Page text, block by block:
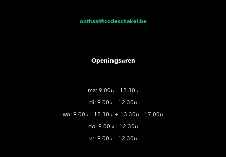
onthaal@ccdeschakel.be
Openingsuren
ma: 9.00u - 12.30u
di: 9.00u - 12.30u
wo: 9.00u - 12.30u + 13.30u - 17.00u
do: 9.00u - 12.30u
vr: 9.00u - 12.30u